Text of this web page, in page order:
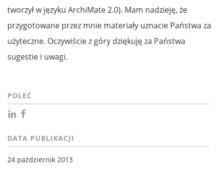
tworzył w języku ArchiMate 2.0). Mam nadzieję, że
przygotowane przez mnie materiały uznacie Państwa za
użyteczne. Oczywiście z góry dziękuję za Państwa
sugestie i uwagi.
POLEĆ
DATA PUBLIKACJI
24 październik 2013